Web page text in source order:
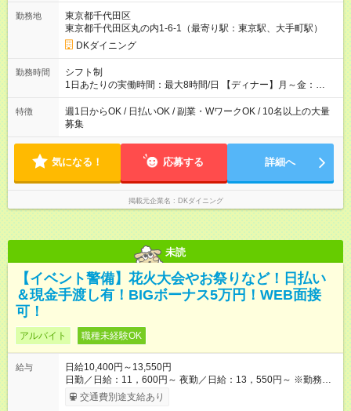
万7600円 ・N１レベル程度の日本語力をお持ちの方（会話力・
読解力）※業務上の理解・指示ができる事が必要になる為 ・
This is a job providing customer service in Japanese. 【試用期
間】試用期間なし
勤務地
東京都千代田区
東京都千代田区丸の内1-6-1（最寄り駅：東京駅、大手町駅）
DKダイニング
勤務時間
シフト制
1日あたりの実働時間：最大8時間/日 【ディナー】月～金：
17:00～23:00／土日祝：16:00～23:30 ★上記時間から週1日 ★1
日3h～OK ※勤務時間の変動の可能性あり ※22時以降勤務は18
歳以上(法令による) ■自由シフト制
特徴
週1日からOK / 日払いOK / 副業・WワークOK / 10名以上の大量
募集
気になる！ 応募する 詳細へ
掲載元企業名 DKダイニング
未読
【イベント警備】花火大会やお祭りなど！日払い
＆現金手渡し有！BIGボーナス5万円！WEB面接
可！
アルバイト 職種未経験OK
給与
日給10,400円～13,550円
日勤／日給：11，600円～ 夜勤／日給：13，550円～ ※勤務数
が週2日以下の場合 日勤／日給：10，400円 夜勤／日給：12，
350円 ■交通費別途全額支給 ※規定あり ■支払方法：日払い └日
交通費別途支給あり